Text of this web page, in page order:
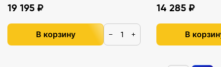
19 195 ₽
В корзину − +
14 285 ₽
В